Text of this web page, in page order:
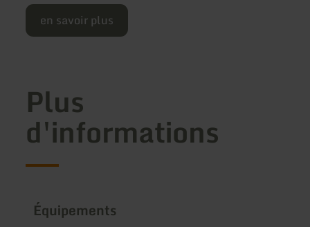
en savoir plus
Plus
d'informations
Équipements